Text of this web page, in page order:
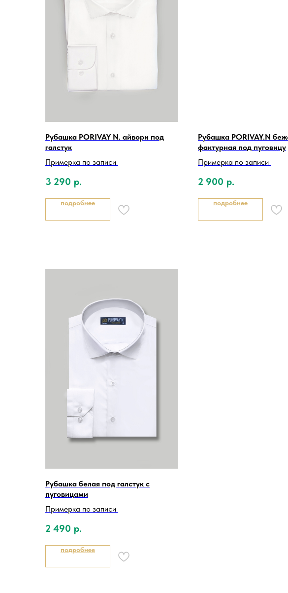
Рубашка PORIVAY N. айвори под
галстук
Примерка по записи
3 290 р.
подробнее
Рубашка PORIVAY.N
фактурная под пуговицу
Примерка по записи
2 900 р.
подробнее
Рубашка белая под галстук с
пуговицами
Примерка по записи
2 490 р.
подробнее